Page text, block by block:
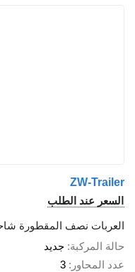
ZW-
عند الطلب
نصف المقطورة شاحنة قلابة
جديد
3